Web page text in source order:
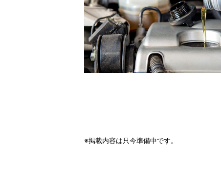
※掲載内容は只今準備中です。